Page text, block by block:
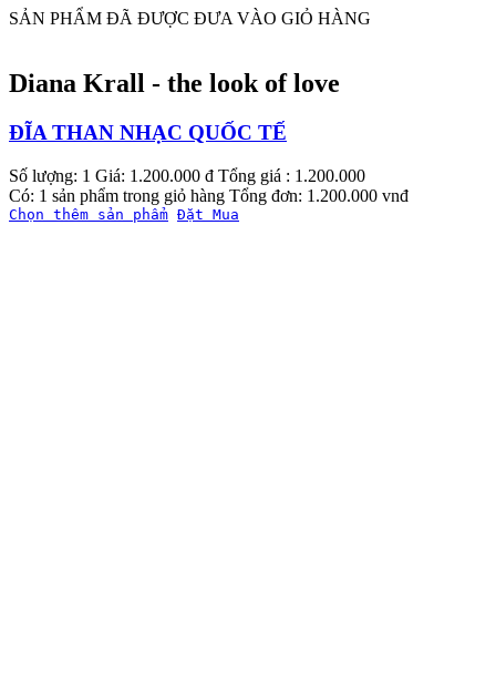
SẢN PHẨM ĐÃ ĐƯỢC ĐƯA VÀO GIỎ HÀNG
Diana Krall - the look of love
ĐĨA THAN NHẠC QUỐC TẾ
Số lượng: 1 Giá: 1.200.000 đ Tổng giá : 1.200.000
Có: 1 sản phẩm trong giỏ hàng Tổng đơn: 1.200.000 vnđ
Chọn thêm sản phẩm Đặt Mua